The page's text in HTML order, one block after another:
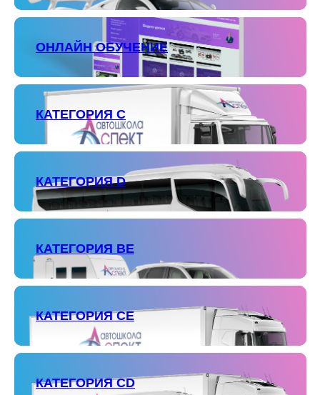
ОНЛАЙН ОБУЧЕНИЕ
КАТЕГОРИЯ С
КАТЕГОРИЯ D
КАТЕГОРИЯ ВЕ
КАТЕГОРИЯ СЕ
КАТЕГОРИЯ СD